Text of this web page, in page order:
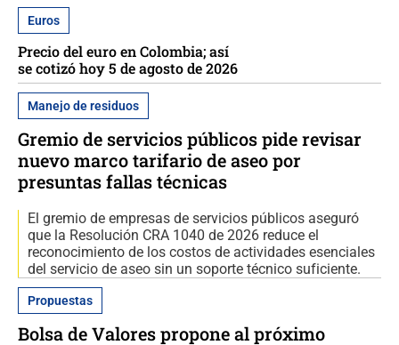
Euros
Precio del euro en Colombia; así
se cotizó hoy 5 de agosto de 2026
Manejo de residuos
Gremio de servicios públicos pide revisar
nuevo marco tarifario de aseo por
presuntas fallas técnicas
El gremio de empresas de servicios públicos aseguró
que la Resolución CRA 1040 de 2026 reduce el
reconocimiento de los costos de actividades esenciales
del servicio de aseo sin un soporte técnico suficiente.
Propuestas
Bolsa de Valores propone al próximo